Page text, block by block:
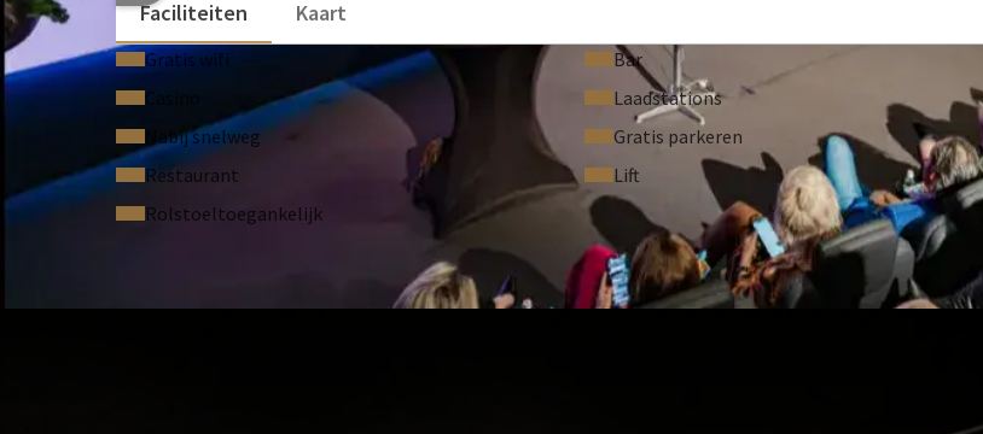
Faciliteiten
Kaart
Gratis wifi
Bar
Casino
Laadstations
Nabij snelweg
Gratis parkeren
Restaurant
Lift
Rolstoeltoegankelijk